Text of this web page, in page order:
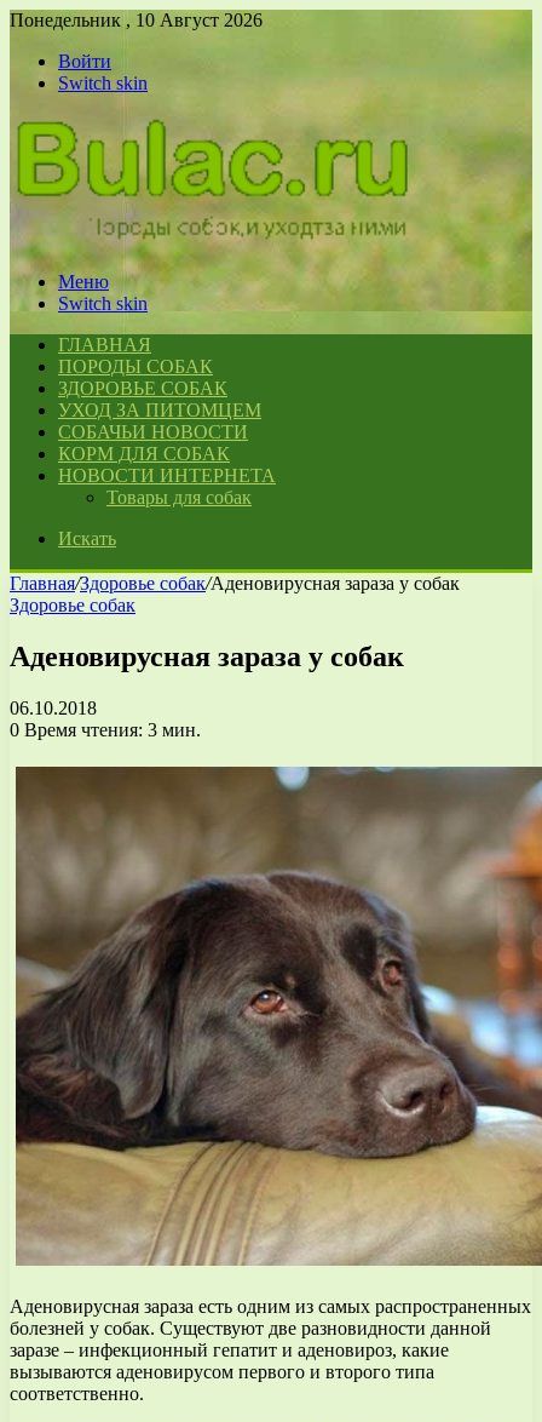
Понедельник , 10 Август 2026
Войти
Switch skin
Меню
Switch skin
ГЛАВНАЯ
ПОРОДЫ СОБАК
ЗДОРОВЬЕ СОБАК
УХОД ЗА ПИТОМЦЕМ
СОБАЧЬИ НОВОСТИ
КОРМ ДЛЯ СОБАК
НОВОСТИ ИНТЕРНЕТА
Товары для собак
Искать
Главная/Здоровье собак/Аденовирусная зараза у собак
Здоровье собак
Аденовирусная зараза у собак
06.10.2018
0 Время чтения: 3 мин.
Аденовирусная зараза есть одним из самых распространенных
болезней у собак. Существуют две разновидности данной
заразе – инфекционный гепатит и аденовироз, какие
вызываются аденовирусом первого и второго типа
соответственно.